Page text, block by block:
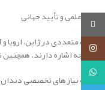
بررسی علمی و تأیید جهانی
مطالعات متعددی در ژاپن، اروپا
قابل توجه اشاره دارند.
پاسخ به نیازهای تخصصی
روبیکا
اینستاگرام